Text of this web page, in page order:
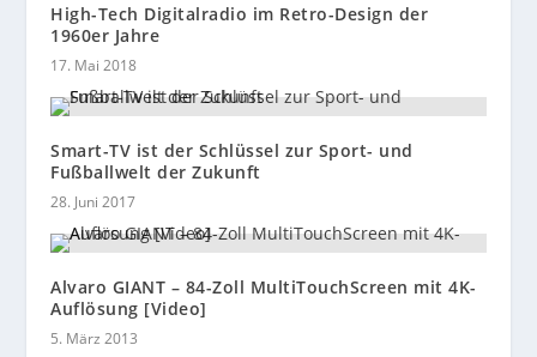
High-Tech Digitalradio im Retro-Design der
1960er Jahre
17. Mai 2018
Smart-TV ist der Schlüssel zur Sport- und
Fußballwelt der Zukunft
28. Juni 2017
Alvaro GIANT – 84-Zoll MultiTouchScreen mit 4K-
Auflösung [Video]
5. März 2013